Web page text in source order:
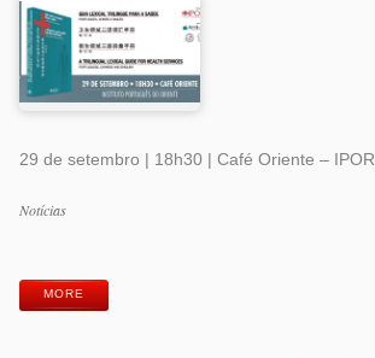
29 de setembro | 18h30 | Café Oriente – IPOR
Categorias
Notícias
MORE